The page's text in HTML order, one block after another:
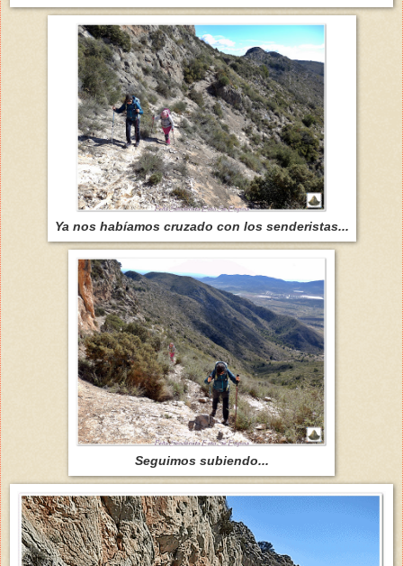
Ya nos habíamos cruzado con los senderistas...
Seguimos subiendo...